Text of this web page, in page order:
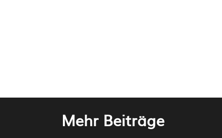
Mehr Beiträge